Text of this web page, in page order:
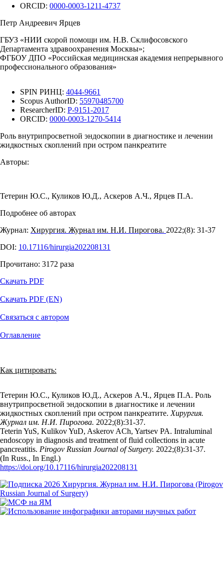
ORCID: 0000-0003-1211-4737
Петр Андреевич Ярцев
ГБУЗ «НИИ скорой помощи им. Н.В. Склифосовского
Департамента здравоохранения Москвы»;
ФГБОУ ДПО «Российская медицинская академия непрерывного
профессионального образования»
SPIN РИНЦ: 4044-9661
Scopus AuthorID: 55970485700
ResearcherID: P-9151-2017
ORCID: 0000-0003-1270-5414
Роль внутрипросветной эндоскопии в диагностике и лечении
жидкостных скоплений при остром панкреатите
Авторы:
Тетерин Ю.С., Куликов Ю.Д., Аскеров А.Ч., Ярцев П.А.
Подробнее об авторах
Журнал: Хирургия. Журнал им. Н.И. Пирогова. 2022;(8): 31‑37
DOI: 10.17116/hirurgia202208131
Прочитано: 3172 раза
Скачать PDF
Скачать PDF (EN)
Связаться с автором
Оглавление
Как цитировать:
Тетерин Ю.С., Куликов Ю.Д., Аскеров А.Ч., Ярцев П.А. Роль
внутрипросветной эндоскопии в диагностике и лечении
жидкостных скоплений при остром панкреатите. Хирургия.
Журнал им. Н.И. Пирогова. 2022;(8):31‑37.
Teterin YuS, Kulikov YuD, Askerov ACh, Yartsev PA. Intraluminal
endoscopy in diagnosis and treatment of fluid collections in acute
pancreatitis. Pirogov Russian Journal of Surgery. 2022;(8):31‑37.
(In Russ., In Engl.)
https://doi.org/10.17116/hirurgia202208131